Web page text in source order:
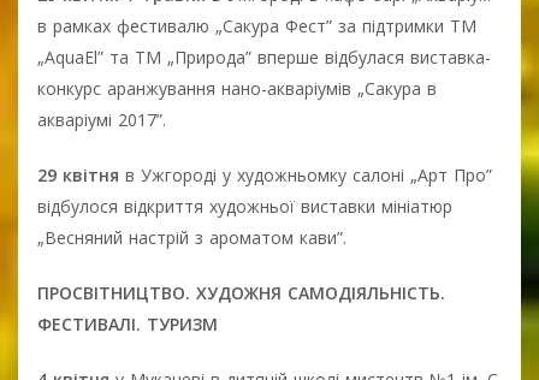
в рамках фестивалю „Сакура Фест” за підтримки ТМ
„AquaEl” та ТМ „Природа” вперше відбулася виставка-
конкурс аранжування нано-акваріумів „Сакура в
акваріумі 2017”.
29 квітня в Ужгороді у художньомку салоні „Арт Про”
відбулося відкриття художньої виставки мініатюр
„Весняний настрій з ароматом кави”.
ПРОСВІТНИЦТВО. ХУДОЖНЯ САМОДІЯЛЬНІСТЬ.
ФЕСТИВАЛІ. ТУРИЗМ